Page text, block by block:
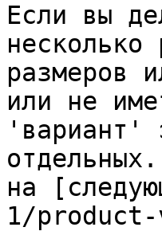
Если вы
размеров
или не
'вариант'
на
1/